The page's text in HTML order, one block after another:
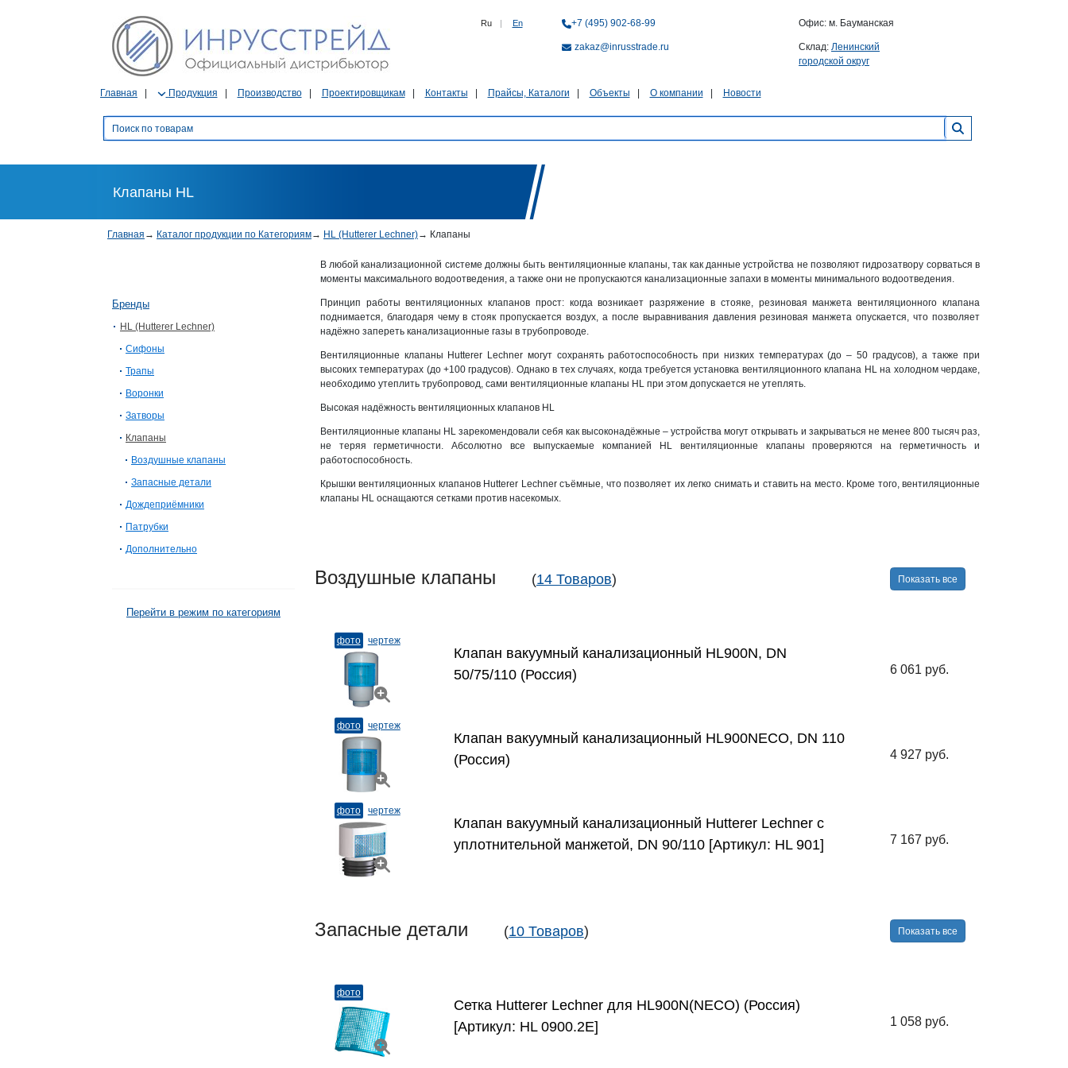
Ru | En +7 (495) 902-68-99
zakaz@inrusstrade.ru
Офис: м. Бауманская
Склад: Ленинский
городской округ
Главная Продукция Производство Проектировщикам Контакты Прайсы, Каталоги Объекты О компании Новости
Клапаны HL
Главная → Каталог продукции по Категориям→ HL (Hutterer Lechner)→ Клапаны
Бренды
HL (Hutterer Lechner)
Сифоны
Трапы
Воронки
Затворы
Клапаны
Воздушные клапаны
Запасные детали
Дождеприёмники
Патрубки
Дополнительно
Перейти в режим по категориям
В любой канализационной системе должны быть вентиляционные клапаны, так как данные устройства не позволяют гидрозатвору сорваться в
моменты максимального водоотведения, а также они не пропускаются канализационные запахи в моменты минимального водоотведения.
Принцип работы вентиляционных клапанов прост: когда возникает разряжение в стояке, резиновая манжета вентиляционного клапана
поднимается, благодаря чему в стояк пропускается воздух, а после выравнивания давления резиновая манжета опускается, что позволяет
надёжно запереть канализационные газы в трубопроводе.
Вентиляционные клапаны Hutterer Lechner могут сохранять работоспособность при низких температурах (до – 50 градусов), а также при
высоких температурах (до +100 градусов). Однако в тех случаях, когда требуется установка вентиляционного клапана HL на холодном чердаке,
необходимо утеплить трубопровод, сами вентиляционные клапаны HL при этом допускается не утеплять.
Высокая надёжность вентиляционных клапанов HL
Вентиляционные клапаны HL зарекомендовали себя как высоконадёжные – устройства могут открывать и закрываться не менее 800 тысяч раз,
не теряя герметичности. Абсолютно все выпускаемые компанией HL вентиляционные клапаны проверяются на герметичность и
работоспособность.
Крышки вентиляционных клапанов Hutterer Lechner съёмные, что позволяет их легко снимать и ставить на место. Кроме того, вентиляционные
клапаны HL оснащаются сетками против насекомых.
Воздушные клапаны (14 Товаров) Показать все
фото чертеж
Клапан вакуумный канализационный HL900N, DN
50/75/110 (Россия)
6 061 руб.
фото чертеж
Клапан вакуумный канализационный HL900NECO, DN 110
(Россия)
4 927 руб.
фото чертеж
Клапан вакуумный канализационный Hutterer Lechner с
уплотнительной манжетой, DN 90/110 [Артикул: HL 901]
7 167 руб.
Запасные детали (10 Товаров) Показать все
фото
Сетка Hutterer Lechner для HL900N(NECO) (Россия)
[Артикул: HL 0900.2E]
1 058 руб.